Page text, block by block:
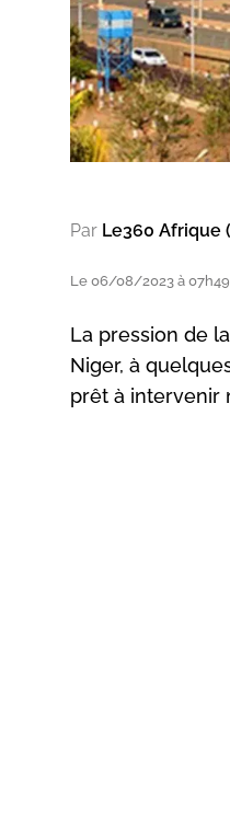
Par Le360 Afrique
Le 06/08/2023 à 07h49
La pression de
Niger, à
prêt à intervenir